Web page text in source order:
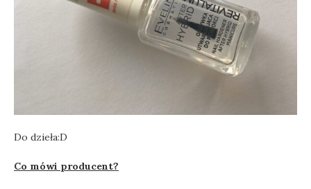
Do dzieła:D
Co mówi producent?